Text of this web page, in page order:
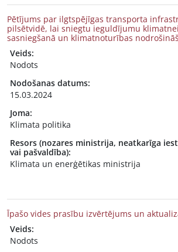
Pētījums par ilgtspējīgas transporta
pilsētvidē, lai sniegtu ieguldījumu
sasniegšanā un klimatnoturības
Veids:
Nodots
Nodošanas datums:
15.03.2024
Joma:
Klimata politika
Resors (nozares ministrija, neatkarīga
vai pašvaldība):
Klimata un enerģētikas ministrija
Īpašo vides prasību izvērtējums un
Veids:
Nodots